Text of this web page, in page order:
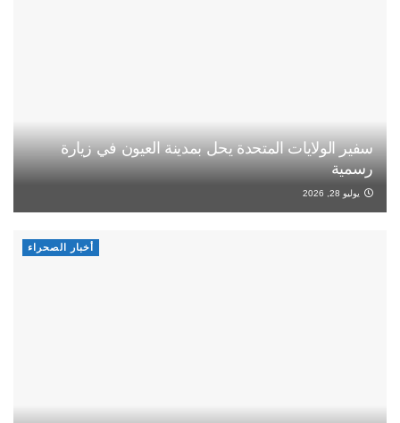
سفير الولايات المتحدة يحل بمدينة العيون في زيارة
رسمية
يوليو 28, 2026
أخبار الصحراء